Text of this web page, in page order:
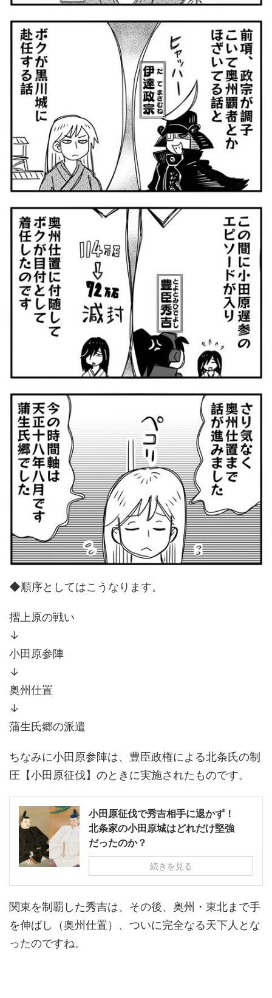
◆順序としてはこうなります。
摺上原の戦い
↓
小田原参陣
↓
奥州仕置
↓
蒲生氏郷の派遣
ちなみに小田原参陣は、豊臣政権による北条氏の制
圧【小田原征伐】のときに実施されたものです。
小田原征伐で秀吉相手に退かず！
北条家の小田原城はどれだけ堅強
だったのか？
続きを見る
関東を制覇した秀吉は、その後、奥州・東北まで手
を伸ばし（奥州仕置）、ついに完全なる天下人とな
ったのですね。